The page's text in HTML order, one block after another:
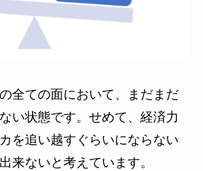
全ての面において、まだまだ
い状態です。せめて、経済力
を追い越すぐらいにならない
来ないと考えています。